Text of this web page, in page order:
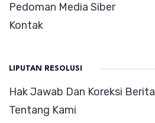
Pedoman Media Siber
Kontak
LIPUTAN RESOLUSI
Hak Jawab Dan Koreksi Berita
Tentang Kami